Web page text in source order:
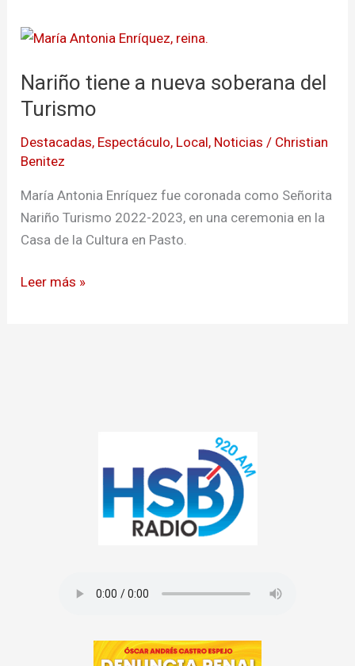
Nariño tiene a nueva soberana del
Turismo
Destacadas, Espectáculo, Local, Noticias / Christian
Benitez
María Antonia Enríquez fue coronada como Señorita
Nariño Turismo 2022-2023, en una ceremonia en la
Casa de la Cultura en Pasto.
Nariño
a
nueva
del
Turismo
Leer más »